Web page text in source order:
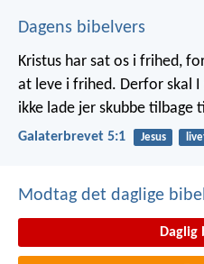
Dagens bibelvers
Kristus har sat os i frihed,
at leve i frihed. Derfor skal
ikke lade jer skubbe tilbage
Galaterbrevet 5:1 Jesus
Modtag det daglige
Daglig